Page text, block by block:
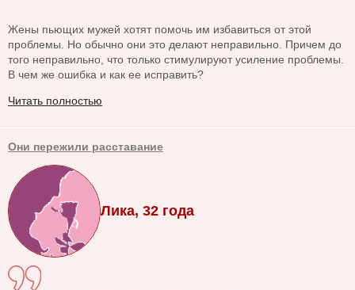
Жены пьющих мужей хотят помочь им избавиться от этой
проблемы. Но обычно они это делают неправильно. Причем до
того неправильно, что только стимулируют усиление проблемы.
В чем же ошибка и как ее исправить?
Читать полностью
Они пережили расставание
Лика, 32 года